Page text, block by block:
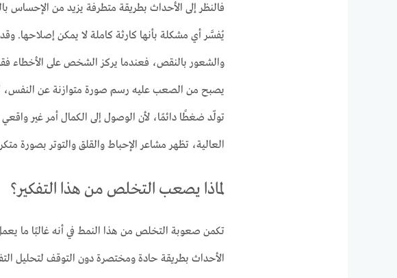
فالنظر إلى الأحداث بطريقة متطرفة يزيد من
يُفسَّر أي مشكلة بأنها كارثة كاملة لا يمكن إصلاحها.
والشعور بالنقص، فعندما يركز الشخص على الأخطاء
يصبح من الصعب عليه رسم صورة متوازنة عن النفس، كما
تولّد ضغطًا دائمًا، لأن الوصول إلى الكمال أمر غير واقعي
العالية، تظهر مشاعر الإحباط والقلق والتوتر بصورة
لماذا يصعب التخلص من هذا التفكير؟
تكمن صعوبة التخلص من هذا النمط في أنه غالبًا ما
الأحداث بطريقة حادة ومختصرة دون التوقف لتحليل